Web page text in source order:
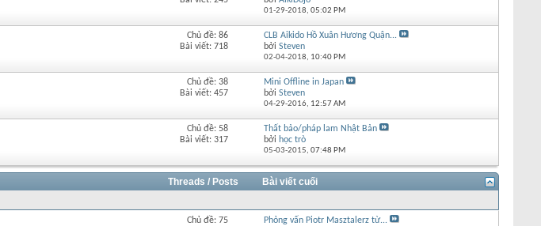
01-29-2018, 05:02 PM
Chủ đề: 86
Bài viết: 718
CLB Aikido Hồ Xuân Hương Quận...
bởi Steven
02-04-2018, 10:40 PM
Chủ đề: 38
Bài viết: 457
Mini Offline in Japan
bởi Steven
04-29-2016, 12:57 AM
Chủ đề: 58
Bài viết: 317
Thất bảo/pháp lam Nhật Bản
bởi học trò
05-03-2015, 07:48 PM
Threads / Posts
Bài viết cuối
Chủ đề: 75
Phỏng vấn Piotr Masztalerz từ...